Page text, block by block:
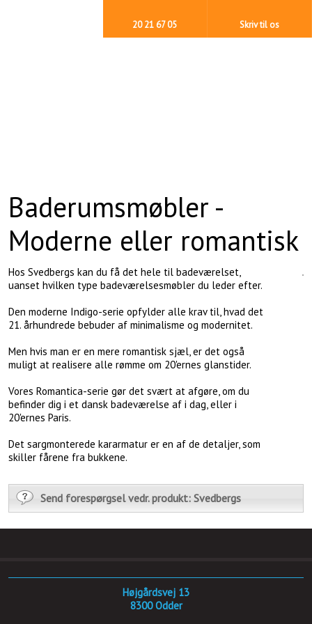
Baderumsmøbler -
Moderne eller romantisk
Hos Svedbergs kan du få det hele til badeværelset,
uanset hvilken type badeværelsesmøbler du leder efter.
Den moderne Indigo-serie opfylder alle krav til, hvad det
21. århundrede bebuder af minimalisme og modernitet.
Men hvis man er en mere romantisk sjæl, er det også
muligt at realisere alle rømme om 20'ernes glanstider.
Vores Romantica-serie gør det svært at afgøre, om du
befinder dig i et dansk badeværelse af i dag, eller i
20'ernes Paris.
Det sargmonterede kararmatur er en af de detaljer, som
skiller fårene fra bukkene.
Send forespørgsel vedr. produkt: Svedbergs
Højgårdsvej 13
​8300 Odder
20 21 67 05 Skriv til os